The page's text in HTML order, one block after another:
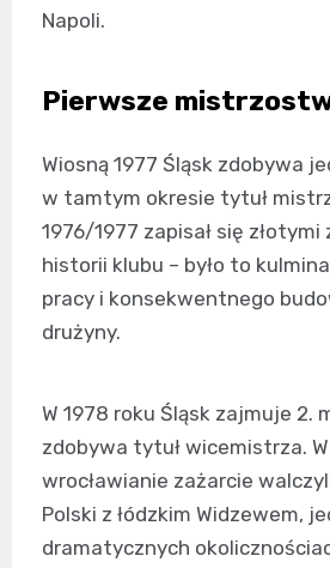
Napoli.
Pierwsze
Wiosną 1977 Śląsk zdobywa
w tamtym okresie tytuł
1976/1977 zapisał się złotymi
historii klubu – było to
pracy i konsekwentnego
drużyny.
W 1978 roku Śląsk zajmuje 2.
zdobywa tytuł wicemistrza.
wrocławianie zażarcie
Polski z łódzkim Widzewem,
dramatycznych